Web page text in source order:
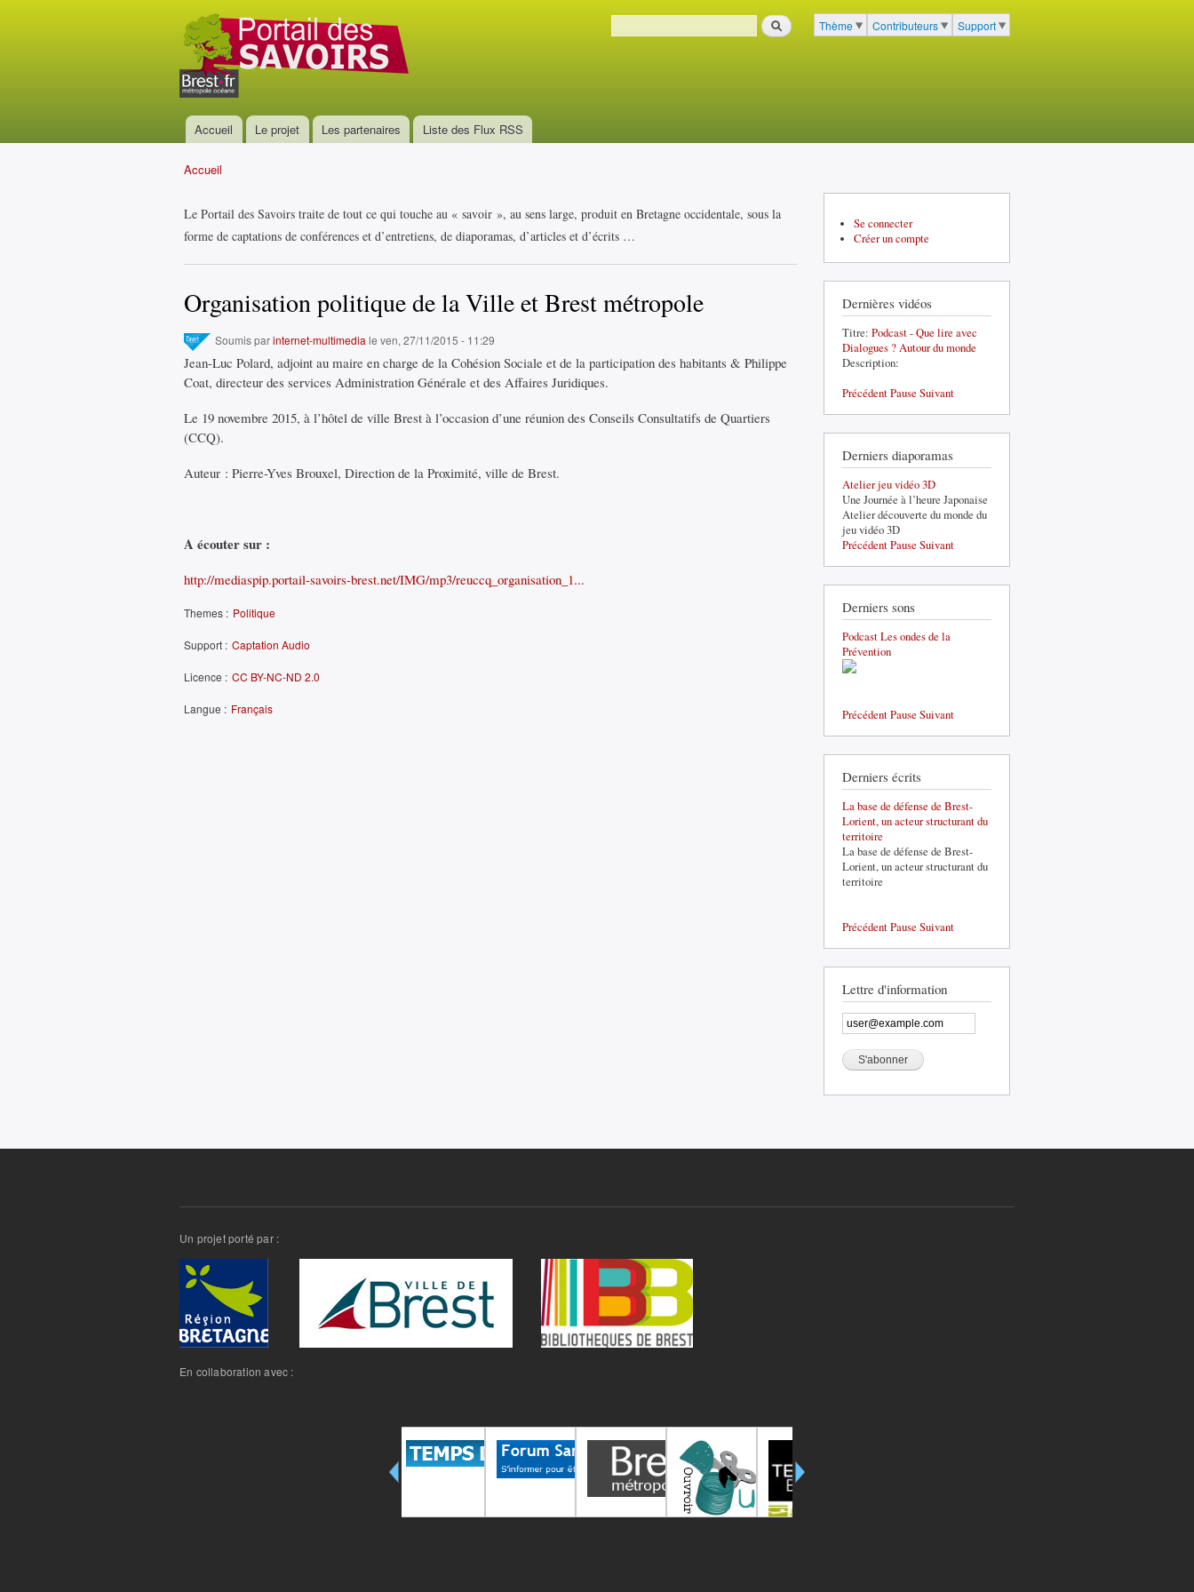
Portail
des
savoirs
Formulaire de recherche
Rechercher
Menu du portail à 3 entrées
Thème Contributeurs Support
Menu principal
Accueil Le projet Les partenaires Liste des Flux RSS
Accueil
Le Portail des Savoirs traite de tout ce qui touche au « savoir », au sens large, produit en Bretagne occidentale, sous la
forme de captations de conférences et d’entretiens, de diaporamas, d’articles et d’écrits …
Organisation politique de la Ville et Brest métropole
Soumis parinternet-multimedia le ven, 27/11/2015 - 11:29
Jean-Luc Polard, adjoint au maire en charge de la Cohésion Sociale et de la participation des habitants & Philippe
Coat, directeur des services Administration Générale et des Affaires Juridiques.
Le 19 novembre 2015, à l’hôtel de ville Brest à l’occasion d’une réunion des Conseils Consultatifs de Quartiers
(CCQ).
Auteur : Pierre-Yves Brouxel, Direction de la Proximité, ville de Brest.
A écouter sur :
http://mediaspip.portail-savoirs-brest.net/IMG/mp3/reuccq_organisation_1...
Themes : Politique
Support : Captation Audio
Licence : CC BY-NC-ND 2.0
Langue : Français
Se connecter
Créer un compte
Dernières vidéos
Titre: Podcast - Que lire avec
Dialogues ? Autour du monde
Description:
PrécédentPause Suivant
Derniers diaporamas
Atelier jeu vidéo 3D
Une Journée à l’heure Japonaise
Atelier découverte du monde du
jeu vidéo 3D
PrécédentPause Suivant
Derniers sons
Podcast Les ondes de la
Prévention
PrécédentPause Suivant
Derniers écrits
La base de défense de Brest-
Lorient, un acteur structurant du
territoire
La base de défense de Brest-
Lorient, un acteur structurant du
territoire
PrécédentPause Suivant
Lettre d'information
Un projet porté par :
En collaboration avec :